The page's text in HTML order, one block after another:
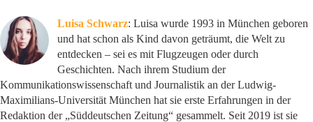
Luisa Schwarz: Luisa wurde 1993 in München geboren
und hat schon als Kind davon geträumt, die Welt zu
entdecken – sei es mit Flugzeugen oder durch
Geschichten. Nach ihrem Studium der
Kommunikationswissenschaft und Journalistik an der Ludwig-
Maximilians-Universität München hat sie erste Erfahrungen in der
Redaktion der „Süddeutschen Zeitung“ gesammelt. Seit 2019 ist sie